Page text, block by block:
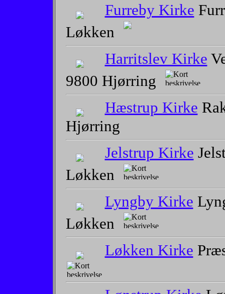
Furreby Kirke
Løkken
Harritslev Kirke
9800 Hjørring
Hæstrup Kirke
Hjørring
Jelstrup Kirke
Løkken
Lyngby Kirke
Løkken
Løkken Kirke